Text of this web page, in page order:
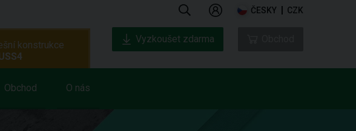
ČESKY CZK
Obchod O nás
konstrukce
Vyzkoušet zdarma